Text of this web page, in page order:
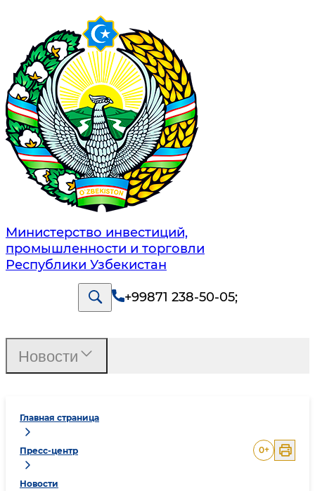
Министерство инвестиций,
промышленности и торговли
Республики Узбекистан
+99871 238-50-05;
Главная страница
Пресс-центр
Новости
0+
Новости